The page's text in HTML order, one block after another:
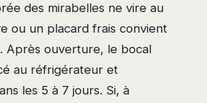
des mirabelles ne vire au
ou un placard frais convient
Après ouverture, le bocal
au réfrigérateur et
les 5 à 7 jours. Si, à